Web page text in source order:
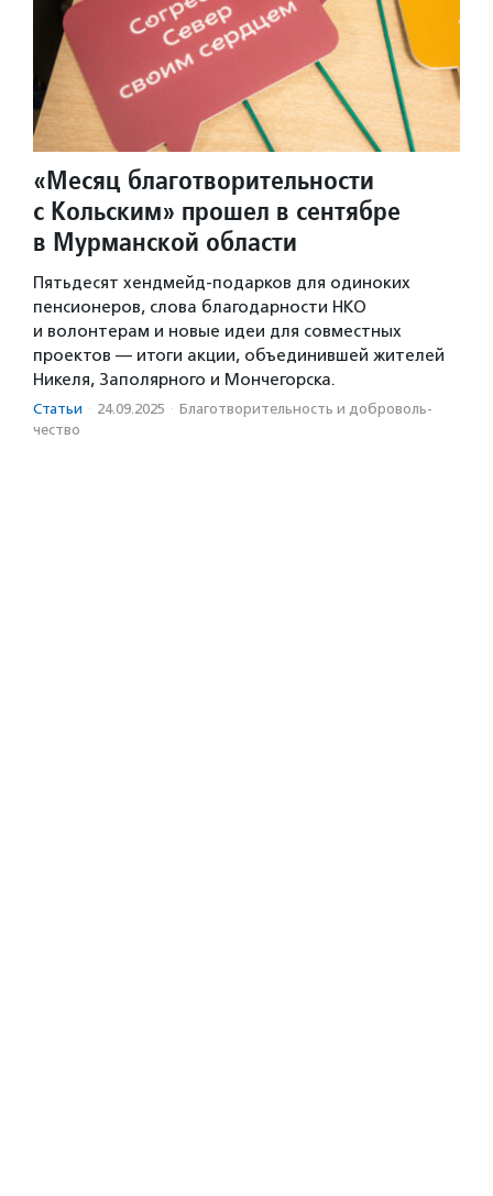
«Месяц благотворительности
с Кольским» прошел в сентябре
в Мурманской области
Пятьдесят хендмейд-подарков для одиноких
пенсионеров, слова благодарности НКО
и волонтерам и новые идеи для совместных
проектов — итоги акции, объединившей жителей
Никеля, Заполярного и Мончегорска.
Статьи · 24.09.2025 · Благотвори­тель­ность и доброволь­
чест­во